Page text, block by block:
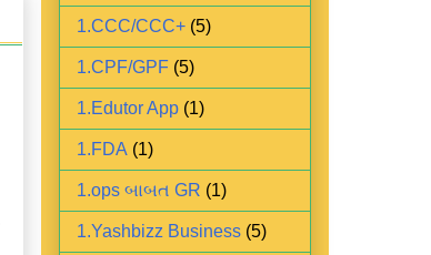
1.CCC/CCC+ (5)
1.CPF/GPF (5)
1.Edutor App (1)
1.FDA (1)
1.ops બાબત GR (1)
1.Yashbizz Business (5)